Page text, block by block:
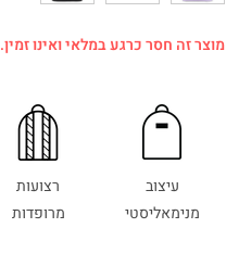
מוצר זה חסר כרגע במלאי ואינו זמין.
עיצוב
מנימאליסטי
רצועות
מרופדות